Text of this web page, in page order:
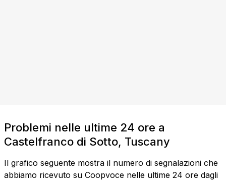
Problemi nelle ultime 24 ore a
Castelfranco di Sotto, Tuscany
Il grafico seguente mostra il numero di segnalazioni che
abbiamo ricevuto su Coopvoce nelle ultime 24 ore dagli